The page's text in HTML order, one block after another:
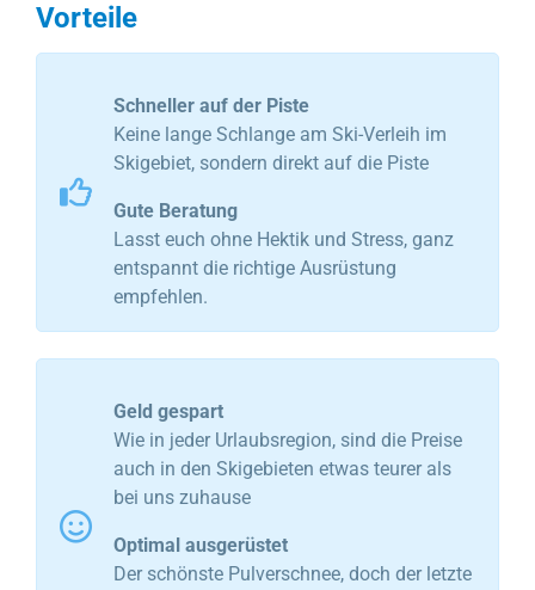
Vorteile
Schneller auf der Piste
Keine lange Schlange am Ski-Verleih im
Skigebiet, sondern direkt auf die Piste
Gute Beratung
Lasst euch ohne Hektik und Stress, ganz
entspannt die richtige Ausrüstung
empfehlen.
Geld gespart
Wie in jeder Urlaubsregion, sind die Preise
auch in den Skigebieten etwas teurer als
bei uns zuhause
Optimal ausgerüstet
Der schönste Pulverschnee, doch der letzte